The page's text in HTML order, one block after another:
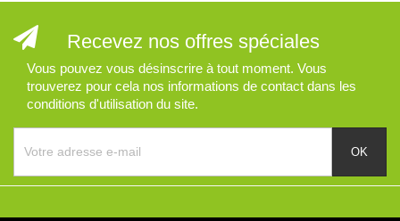
Recevez nos offres spéciales
Vous pouvez vous désinscrire à tout moment. Vous
trouverez pour cela nos informations de contact dans les
conditions d'utilisation du site.